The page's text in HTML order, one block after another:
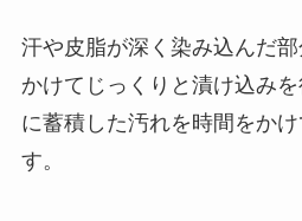
汗や皮脂が深く染み込んだ
かけてじっくりと漬け込み
に蓄積した汚れを時間をか
す。